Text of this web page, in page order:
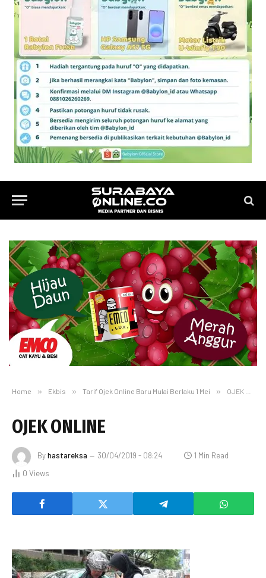
Home » Ekbis » Tarif Ojek Online Baru Mulai Berlaku 1 Mei » OJEK ONLINE
OJEK ONLINE
Byhastareksa 30/04/2019 - 08:24
1 Min Read
0 Views